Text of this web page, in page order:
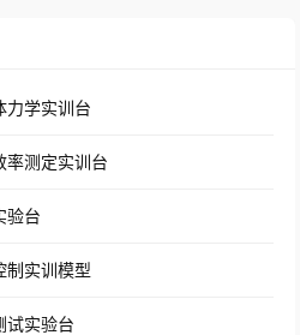
力学实训台
率测定实训台
验台
制实训模型
试实验台